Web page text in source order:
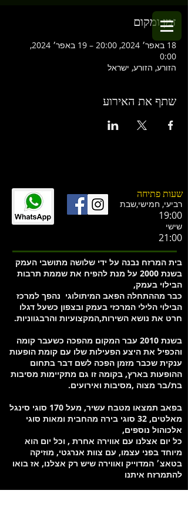
זמן ומקום
18 באפר׳ 2024, 20:00 – 19 באפר׳ 2024,
0:00
הזורע, הזורע, ישראל
שתף את האירוע
שעות פתיחה
רביעי, חמישי,שבת
19:00
שישי
21:00
בית המרזח נבנה על ידי שלושה מתושבי העמק
בשנת 2000 על מנת להפיח את שממת תרבות
הבילוי בעמק,
כבר מההתחלה הפאב המיתולוגי נהפך למרכז
הבילוי הלילי המרכזי בעמק ובצפון כשעל דגלו
חרט את נושא השירות,המקצועיות והרבגווניות.
בשנת 2010 עבר המקום מהפכה כשעבר קומה
והכפיל את היצע הפעילות שלו עם קומת הופעות
ענקית שכבר מזמן הפכה לשם דבר בתחום
ההופעות בארץ, בקומה זו גם מתקיימות מסיבות
בת/בר מצוה ,מסיבות ואירועים.
בפאב תמצאו מטבח עשיר, מעל 170 סוגי סינגל
מאלטים, 32 סוגי בירה מהחבית ומאות סוגי
אלכוהול נוספים,
כל יום אצלנו עם אווירה אחרת , וכל יום הוא
מיוחד בפני עצמו, עם צוות אנרגטי, מוזיקה
בטאצ׳ המדוייק ואווירה שיש רק אצלנו, אז בואו
להתמרזח איתנו